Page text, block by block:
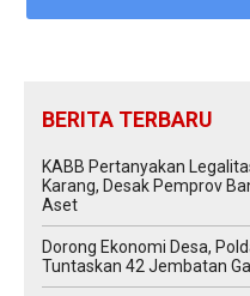
BERITA TERBARU
KABB Pertanyakan
Karang, Desak Pemprov
Aset
Dorong Ekonomi Desa,
Tuntaskan 42 Jembatan